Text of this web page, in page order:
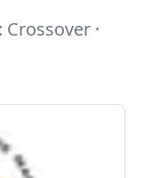
Crossover ·